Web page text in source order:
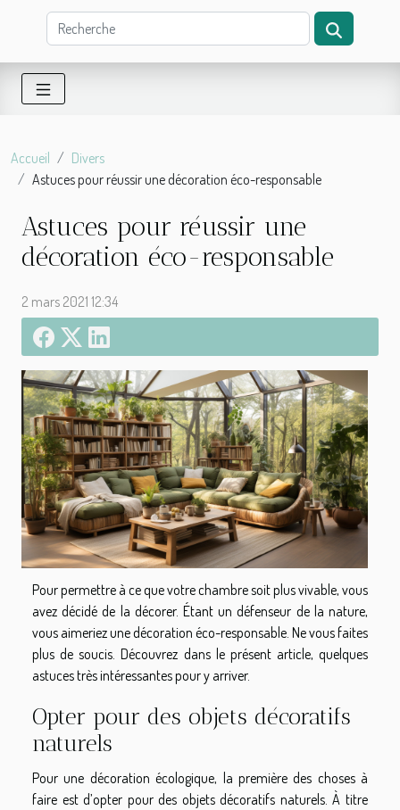
Accueil
Divers
Astuces pour réussir une décoration éco-responsable
Astuces pour réussir une
décoration éco-responsable
2 mars 2021 12:34
Pour permettre à ce que votre chambre soit plus vivable, vous
avez décidé de la décorer. Étant un défenseur de la nature,
vous aimeriez une décoration éco-responsable. Ne vous faites
plus de soucis. Découvrez dans le présent article, quelques
astuces très intéressantes pour y arriver.
Opter pour des objets décoratifs
naturels
Pour une décoration écologique, la première des choses à
faire est d’opter pour des objets décoratifs naturels. À titre